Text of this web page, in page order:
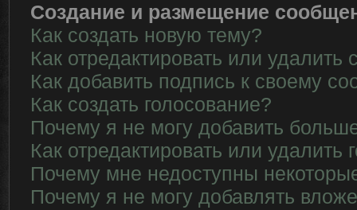
Создание и размещение
Как создать новую тему?
Как отредактировать или
Как добавить подпись к своему
Как создать голосование?
Почему я не могу добавить
Как отредактировать или удалить
Почему мне недоступны
Почему я не могу добавлять